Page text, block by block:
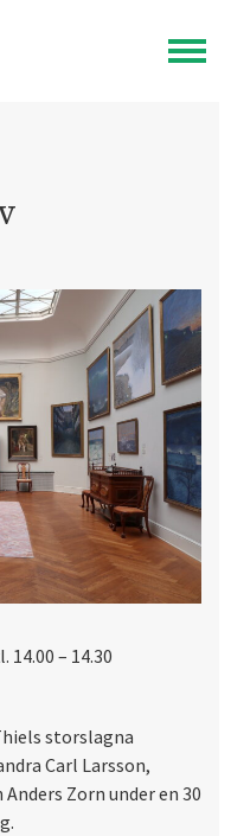
Visa
meny
14.00 – 14.30
storslagna
Carl Larsson,
Zorn under en 30